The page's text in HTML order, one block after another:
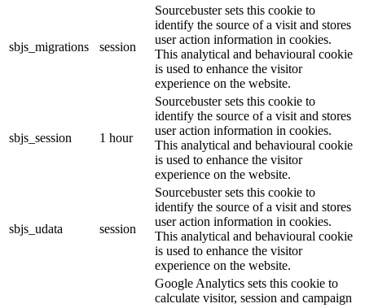
sbjs_migrations session
Sourcebuster sets this cookie to
identify the source of a visit and stores
user action information in cookies.
This analytical and behavioural cookie
is used to enhance the visitor
experience on the website.
sbjs_session 1 hour
Sourcebuster sets this cookie to
identify the source of a visit and stores
user action information in cookies.
This analytical and behavioural cookie
is used to enhance the visitor
experience on the website.
sbjs_udata session
Sourcebuster sets this cookie to
identify the source of a visit and stores
user action information in cookies.
This analytical and behavioural cookie
is used to enhance the visitor
experience on the website.
Google Analytics sets this cookie to
calculate visitor, session and campaign